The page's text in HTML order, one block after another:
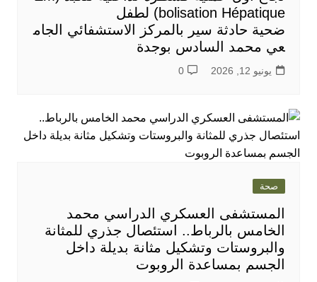
bolisation Hépatique) لطفل
ضحية حادثة سير بالمركز الاستشفائي الجام
عي محمد السادس بوجدة
يونيو 12, 2026 0
صحة
المستشفى العسكري الدراسي محمد
الخامس بالرباط.. استئصال جذري للمثانة
والبروستات وتشكيل مثانة بديلة داخل
الجسم بمساعدة الروبوت